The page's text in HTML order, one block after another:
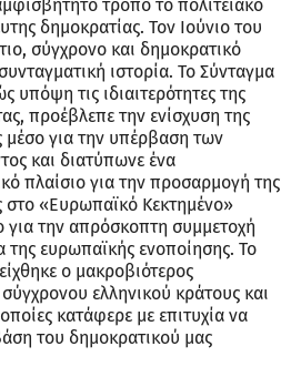
τρόπο το πολιτειακό
δημοκρατίας. Τον Ιούνιο του
σύγχρονο και δημοκρατικό
ιστορία. Το Σύνταγμα
υπόψη τις ιδιαιτερότητες της
προέβλεπε την ενίσχυση της
μέσο για την υπέρβαση των
και διατύπωνε ένα
πλαίσιο για την προσαρμογή της
στο «Ευρωπαϊκό Κεκτημένο»
για την απρόσκοπτη συμμετοχή
της ευρωπαϊκής ενοποίησης. Το
ο μακροβιότερος
ελληνικού κράτους και
κατάφερε με επιτυχία να
του δημοκρατικού μας